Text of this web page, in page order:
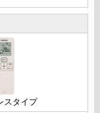
スタイプ